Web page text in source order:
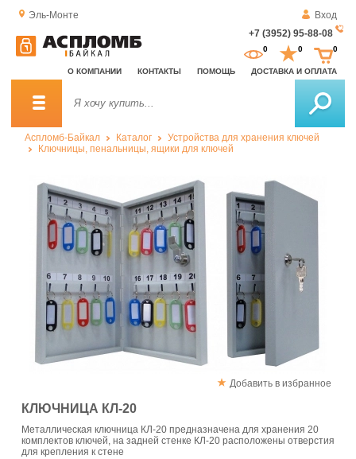
Эль-Монте
Вход
+7 (3952) 95-88-08
О КОМПАНИИ КОНТАКТЫ ПОМОЩЬ ДОСТАВКА И ОПЛАТА
0 0 0
Аспломб-Байкал Каталог
Устройства для хранения ключей
Ключницы, пенальницы, ящики для ключей
Добавить в избранное
КЛЮЧНИЦА КЛ-20
Металлическая ключница КЛ-20 предназначена для хранения 20
комплектов ключей, на задней стенке КЛ-20 расположены отверстия
для крепления к стене